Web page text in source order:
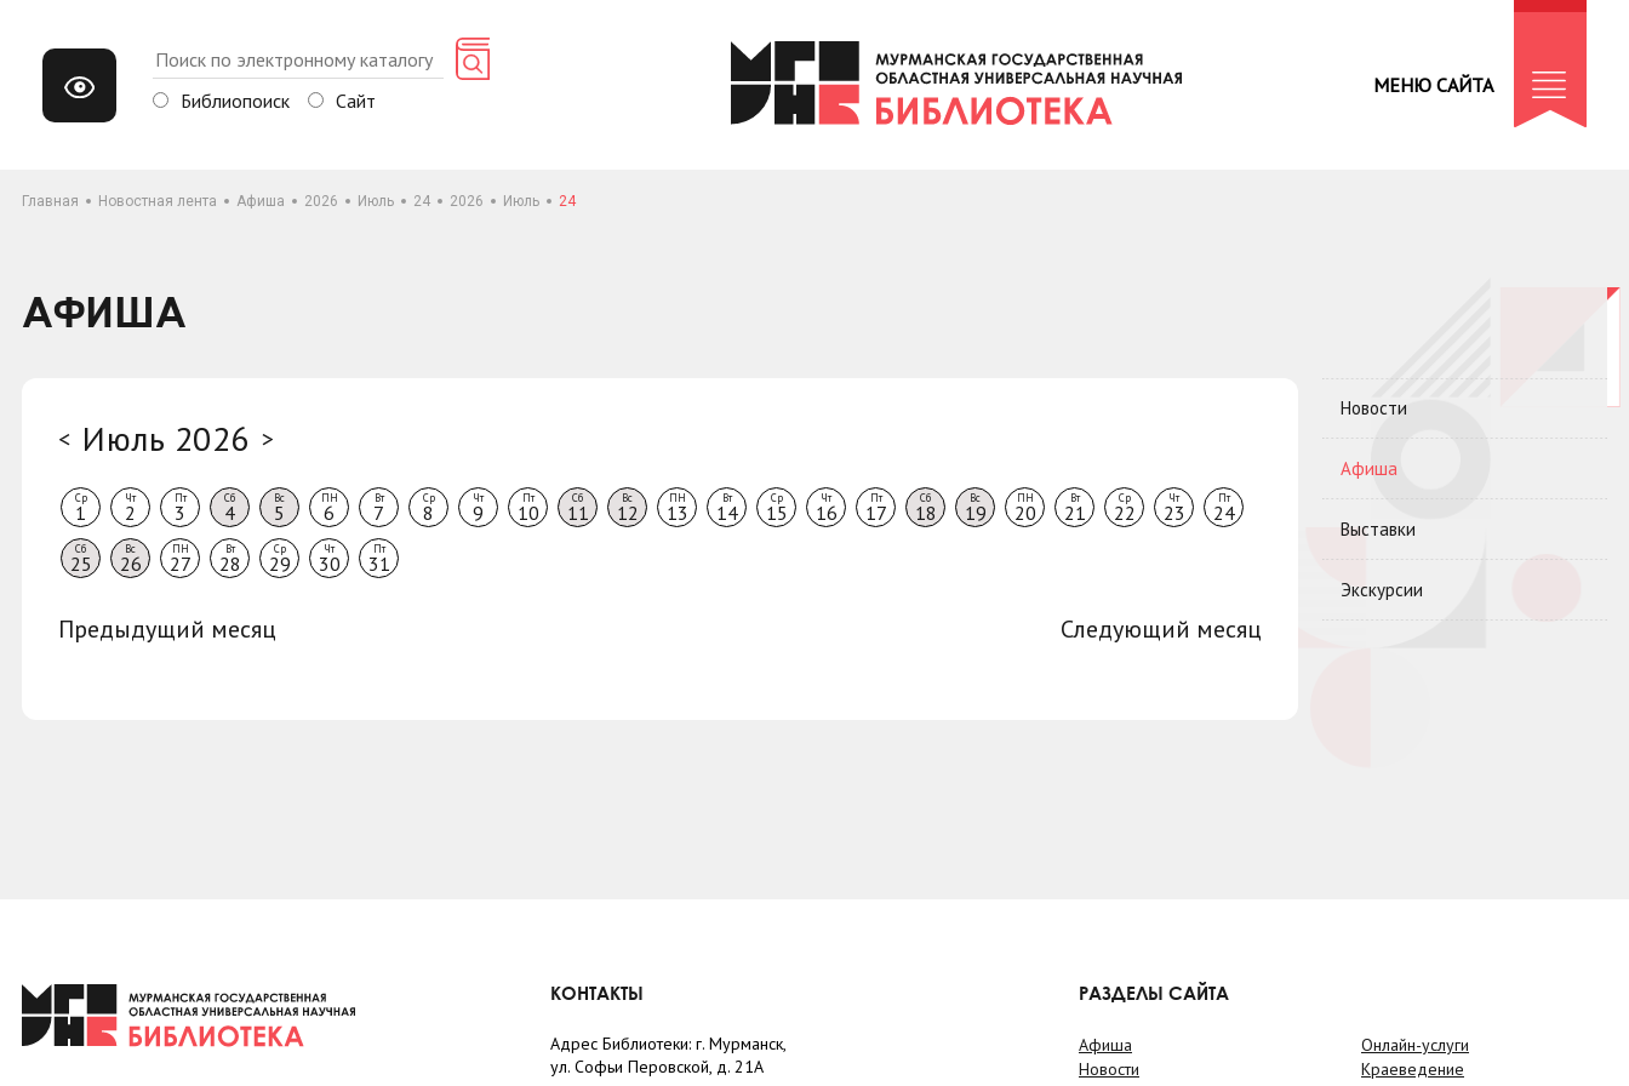
Библиопоиск Сайт
МЕНЮ САЙТА
Главная Новостная лента Афиша 2026 Июль 24 2026 Июль 24
АФИША
< Июль 2026 >
Ср
1
Чт
2
Пт
3
Сб
4
Вс
5
ПН
6
Вт
7
Ср
8
Чт
9
Пт
10
Сб
11
Вс
12
ПН
13
Вт
14
Ср
15
Чт
16
Пт
17
Сб
18
Вс
19
ПН
20
Вт
21
Ср
22
Чт
23
Пт
24
Сб
25
Вс
26
ПН
27
Вт
28
Ср
29
Чт
30
Пт
31
Предыдущий месяц Следующий месяц
Новости
Афиша
Выставки
Экскурсии
КОНТАКТЫ
Адрес Библиотеки: г. Мурманск,
ул. Софьи Перовской, д. 21А
РАЗДЕЛЫ САЙТА
Афиша
Новости
Онлайн-услуги
Краеведение